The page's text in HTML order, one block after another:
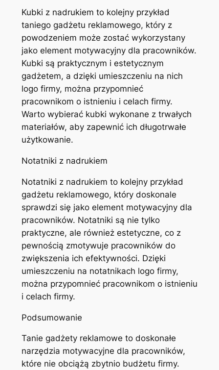
Kubki z nadrukiem to kolejny przykład
taniego gadżetu reklamowego, który z
powodzeniem może zostać wykorzystany
jako element motywacyjny dla pracowników.
Kubki są praktycznym i estetycznym
gadżetem, a dzięki umieszczeniu na nich
logo firmy, można przypomnieć
pracownikom o istnieniu i celach firmy.
Warto wybierać kubki wykonane z trwałych
materiałów, aby zapewnić ich długotrwałe
użytkowanie.
Notatniki z nadrukiem
Notatniki z nadrukiem to kolejny przykład
gadżetu reklamowego, który doskonale
sprawdzi się jako element motywacyjny dla
pracowników. Notatniki są nie tylko
praktyczne, ale również estetyczne, co z
pewnością zmotywuje pracowników do
zwiększenia ich efektywności. Dzięki
umieszczeniu na notatnikach logo firmy,
można przypomnieć pracownikom o istnieniu
i celach firmy.
Podsumowanie
Tanie gadżety reklamowe to doskonałe
narzędzia motywacyjne dla pracowników,
które nie obciążą zbytnio budżetu firmy.